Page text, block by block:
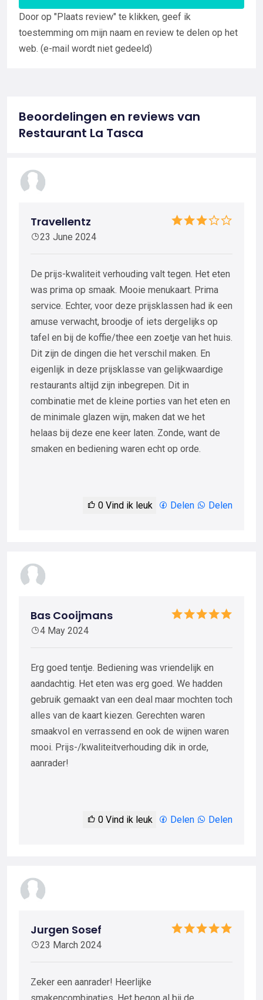
Door op "Plaats review" te klikken, geef ik
toestemming om mijn naam en review te delen op het
web. (e-mail wordt niet gedeeld)
Beoordelingen en reviews van
Restaurant La Tasca
Travellentz
23 June 2024
De prijs-kwaliteit verhouding valt tegen. Het eten
was prima op smaak. Mooie menukaart. Prima
service. Echter, voor deze prijsklassen had ik een
amuse verwacht, broodje of iets dergelijks op
tafel en bij de koffie/thee een zoetje van het huis.
Dit zijn de dingen die het verschil maken. En
eigenlijk in deze prijsklasse van gelijkwaardige
restaurants altijd zijn inbegrepen. Dit in
combinatie met de kleine porties van het eten en
de minimale glazen wijn, maken dat we het
helaas bij deze ene keer laten. Zonde, want de
smaken en bediening waren echt op orde.
0 Vind ik leuk Delen Delen
Bas Cooijmans
4 May 2024
Erg goed tentje. Bediening was vriendelijk en
aandachtig. Het eten was erg goed. We hadden
gebruik gemaakt van een deal maar mochten toch
alles van de kaart kiezen. Gerechten waren
smaakvol en verrassend en ook de wijnen waren
mooi. Prijs-/kwaliteitverhouding dik in orde,
aanrader!
0 Vind ik leuk Delen Delen
Jurgen Sosef
23 March 2024
Zeker een aanrader! Heerlijke